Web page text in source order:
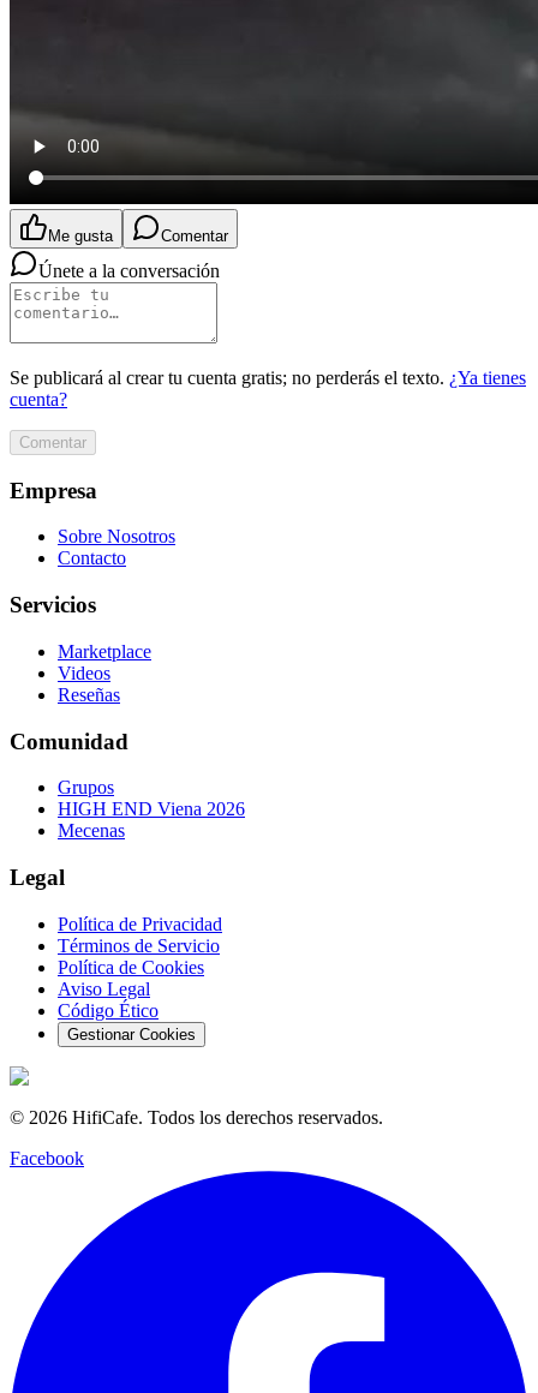
Me gusta Comentar
Únete a la conversación
Se publicará al crear tu cuenta gratis; no perderás el texto. ¿Ya tienes
cuenta?
Comentar
Empresa
Sobre Nosotros
Contacto
Servicios
Marketplace
Videos
Reseñas
Comunidad
Grupos
HIGH END Viena 2026
Mecenas
Legal
Política de Privacidad
Términos de Servicio
Política de Cookies
Aviso Legal
Código Ético
Gestionar Cookies
© 2026 HifiCafe. Todos los derechos reservados.
Facebook